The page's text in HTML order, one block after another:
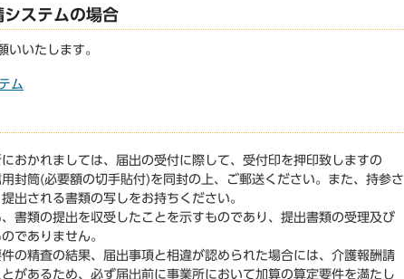
ステムの場合
いいたします。
ム
おかれましては、届出の受付に際して、受付印を押印致しますの
封筒(必要額の切手貼付)を同封の上、ご郵送ください。また、持参さ
出される書類の写しをお持ちください。
書類の提出を収受したことを示すものであり、提出書類の受理及び
でありません。
の精査の結果、届出事項と相違が認められた場合には、介護報酬請
があるため、必ず届出前に事業所において加算の算定要件を満たし